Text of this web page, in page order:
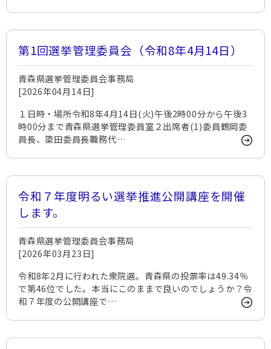
第1回選挙管理委員会（令和8年4月14日）
青森県選挙管理委員会事務局
[2026年04月14日]
１日時・場所令和8年4月14日(火)午後2時00分から午後3
時00分まで青森県選挙管理委員室２出席者(1)委員鶴岡委
員長、簗田委員長職務代…
令和７年度明るい選挙推進公開講座を開催
します。
青森県選挙管理委員会事務局
[2026年03月23日]
令和8年2月に行われた衆院選。青森県の投票率は49.34％
で第46位でした。本当にこのままで良いのでしょうか？令
和７年度の公開講座で…